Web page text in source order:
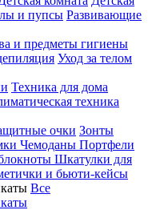
и пупсы Развивающие
и предметы гигиены
Уход за телом
Техника для дома
техника
очки Зонты
Чемоданы Портфели
Шкатулки для
и бьюти-кейсы
Все